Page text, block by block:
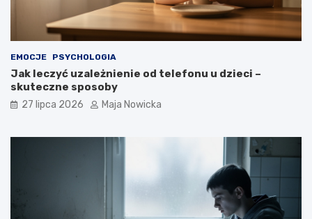
EMOCJE PSYCHOLOGIA
Jak leczyć uzależnienie od telefonu u dzieci –
skuteczne sposoby
27 lipca 2026 Maja Nowicka